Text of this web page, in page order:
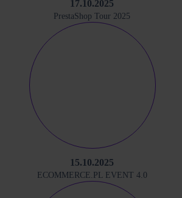
17.10.2025
PrestaShop Tour 2025
15.10.2025
ECOMMERCE.PL EVENT 4.0